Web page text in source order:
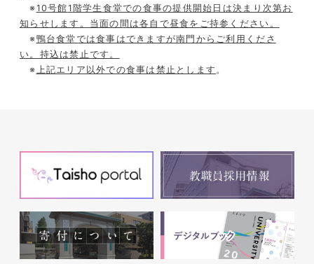
※10号館1 階学生食堂での食事の提供開始日は決まり次第お
知らせします。当面の間は各自で昼食をご持参ください。
※鴨台食堂では食事はできますが南門からご利用くださ
い。持込は禁止です。
※上記エリア以外での食事は禁止とします 。